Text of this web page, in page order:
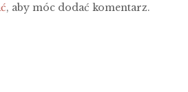
, aby móc dodać komentarz.